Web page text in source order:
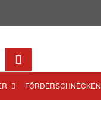
FÖRDERSCHNECKEN